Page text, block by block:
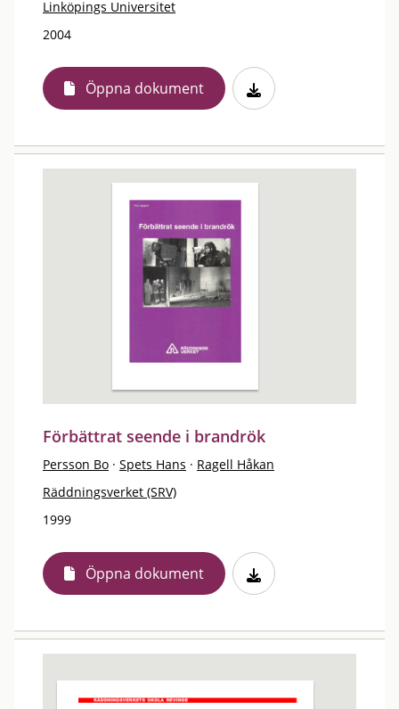
Linköpings Universitet
2004
Öppna dokument
Förbättrat seende i brandrök
Persson Bo · Spets Hans · Ragell Håkan
Räddningsverket (SRV)
1999
Öppna dokument